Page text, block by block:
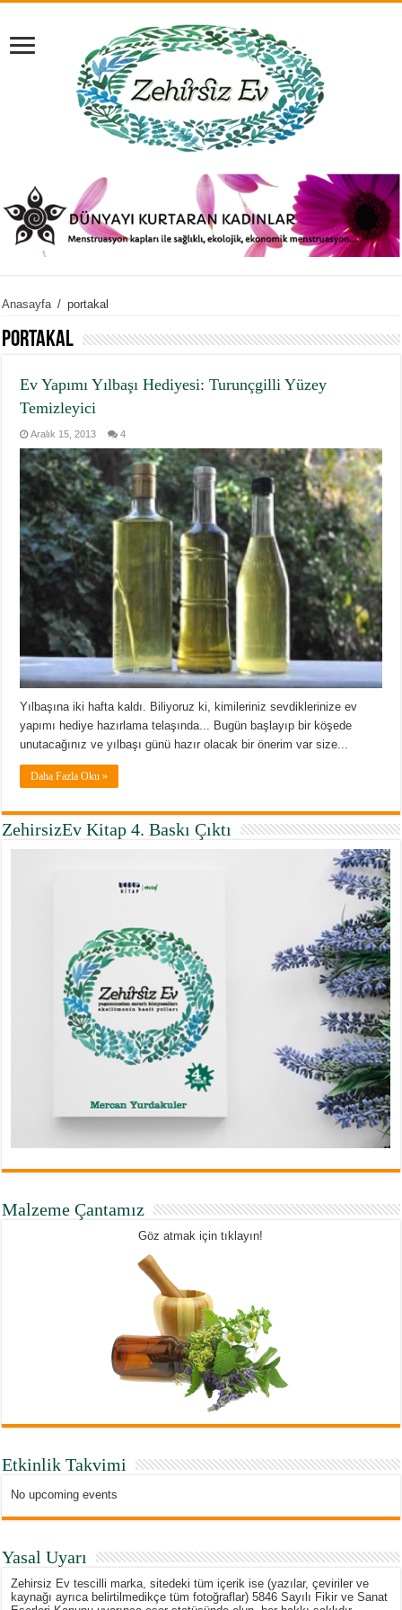
Anasayfa / portakal
portakal
Ev Yapımı Yılbaşı Hediyesi: Turunçgilli Yüzey
Temizleyici
Aralık 15, 2013 4
Yılbaşına iki hafta kaldı. Biliyoruz ki, kimileriniz sevdiklerinize ev
yapımı hediye hazırlama telaşında... Bugün başlayıp bir köşede
unutacağınız ve yılbaşı günü hazır olacak bir önerim var size...
Daha Fazla Oku »
ZehirsizEv Kitap 4. Baskı Çıktı
Malzeme Çantamız
Göz atmak için tıklayın!
Etkinlik Takvimi
No upcoming events
Yasal Uyarı
Zehirsiz Ev tescilli marka, sitedeki tüm içerik ise (yazılar, çeviriler ve
kaynağı ayrıca belirtilmedikçe tüm fotoğraflar) 5846 Sayılı Fikir ve Sanat